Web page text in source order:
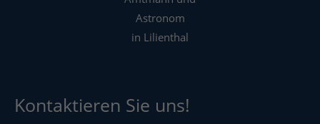
Astronom
in Lilienthal
Kontaktieren Sie uns!